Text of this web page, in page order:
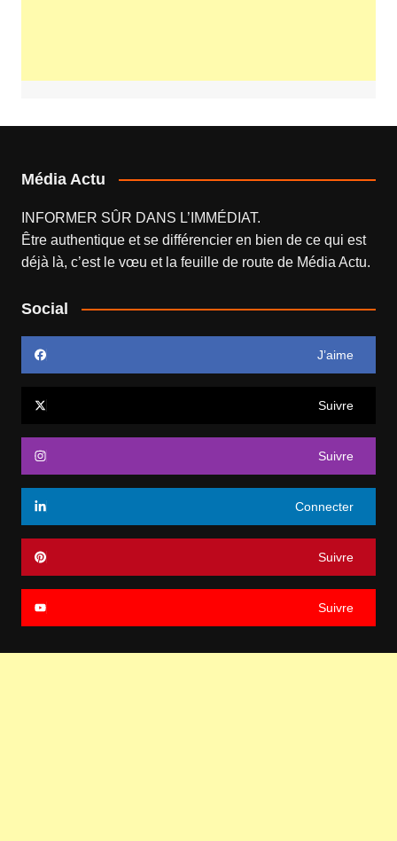
Média Actu
INFORMER SÛR DANS L’IMMÉDIAT.
Être authentique et se différencier en bien de ce qui est
déjà là, c’est le vœu et la feuille de route de Média Actu.
Social
J’aime
Suivre
Suivre
Connecter
Suivre
Suivre